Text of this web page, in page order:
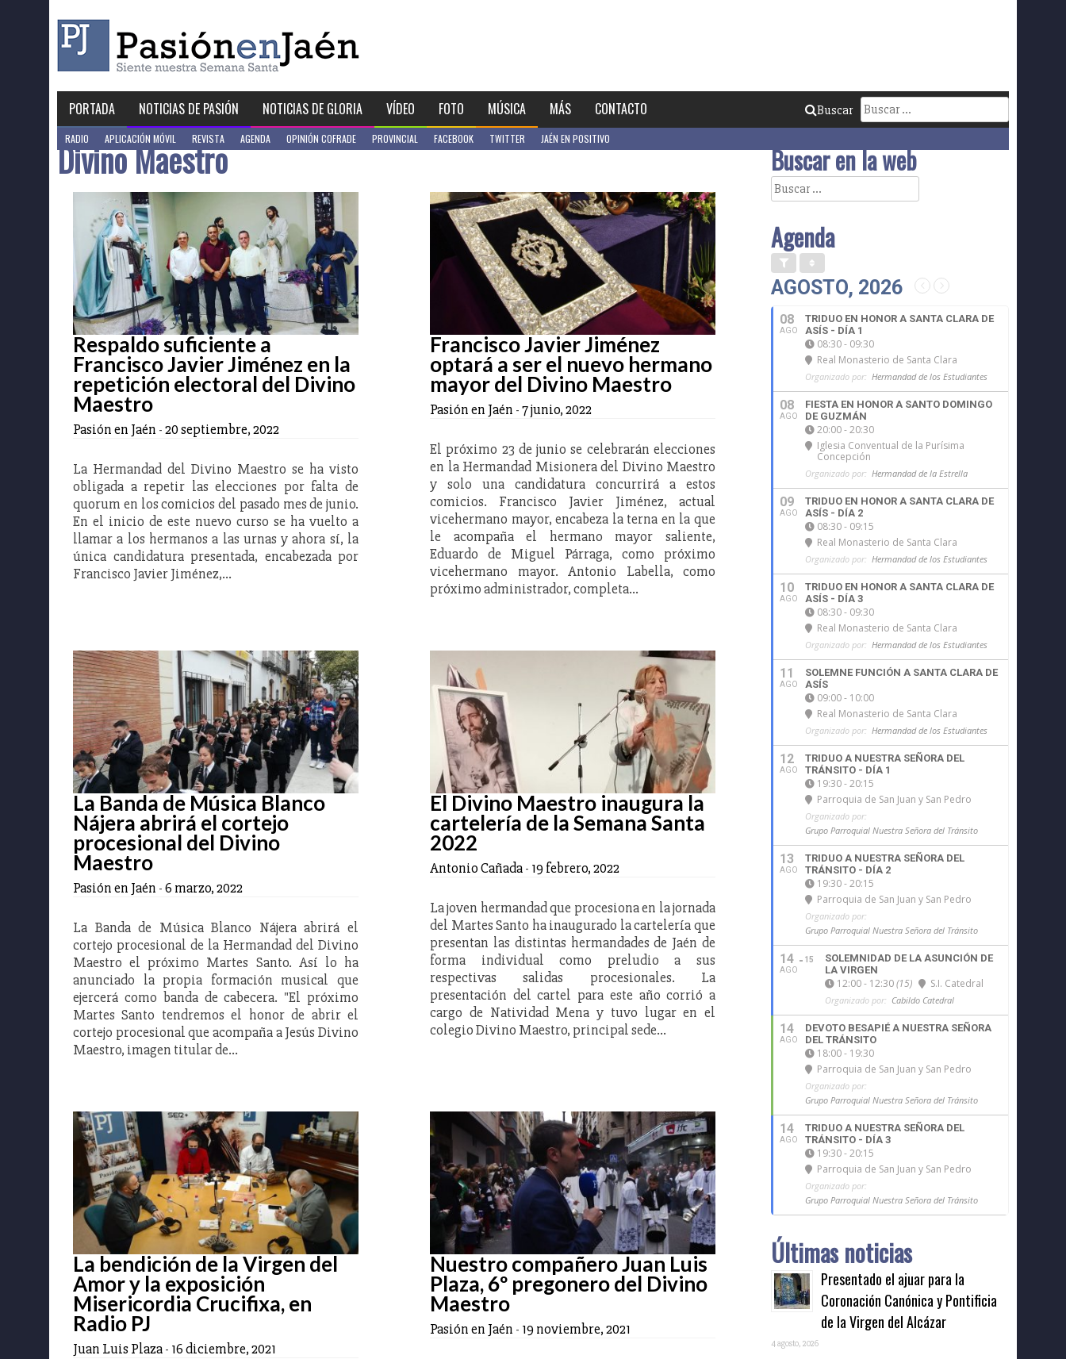
PORTADA NOTICIAS DE PASIÓN NOTICIAS DE GLORIA VÍDEO FOTO MÚSICA MÁS CONTACTO
RADIO APLICACIÓN MÓVIL REVISTA AGENDA OPINIÓN COFRADE PROVINCIAL FACEBOOK TWITTER JAÉN EN POSITIVO
Buscar:
Buscar
Divino Maestro
Respaldo suficiente a
Francisco Javier Jiménez en la
repetición electoral del Divino
Maestro
Pasión en Jaén -20 septiembre, 2022
La Hermandad del Divino Maestro se ha visto
obligada a repetir las elecciones por falta de
quorum en los comicios del pasado mes de junio.
En el inicio de este nuevo curso se ha vuelto a
llamar a los hermanos a las urnas y ahora sí, la
única candidatura presentada, encabezada por
Francisco Javier Jiménez,…
Francisco Javier Jiménez
optará a ser el nuevo hermano
mayor del Divino Maestro
Pasión en Jaén -7 junio, 2022
El próximo 23 de junio se celebrarán elecciones
en la Hermandad Misionera del Divino Maestro
y solo una candidatura concurrirá a estos
comicios. Francisco Javier Jiménez, actual
vicehermano mayor, encabeza la terna en la que
le acompaña el hermano mayor saliente,
Eduardo de Miguel Párraga, como próximo
vicehermano mayor. Antonio Labella, como
próximo administrador, completa…
La Banda de Música Blanco
Nájera abrirá el cortejo
procesional del Divino
Maestro
Pasión en Jaén -6 marzo, 2022
La Banda de Música Blanco Nájera abrirá el
cortejo procesional de la Hermandad del Divino
Maestro el próximo Martes Santo. Así lo ha
anunciado la propia formación musical que
ejercerá como banda de cabecera. "El próximo
Martes Santo tendremos el honor de abrir el
cortejo procesional que acompaña a Jesús Divino
Maestro, imagen titular de…
El Divino Maestro inaugura la
cartelería de la Semana Santa
2022
Antonio Cañada- 19 febrero, 2022
La joven hermandad que procesiona en la jornada
del Martes Santo ha inaugurado la cartelería que
presentan las distintas hermandades de Jaén de
forma individual como preludio a sus
respectivas salidas procesionales. La
presentación del cartel para este año corrió a
cargo de Natividad Mena y tuvo lugar en el
colegio Divino Maestro, principal sede…
La bendición de la Virgen del
Amor y la exposición
Misericordia Crucifixa, en
Radio PJ
Juan Luis Plaza- 16 diciembre, 2021
Nuestro compañero Juan Luis
Plaza, 6º pregonero del Divino
Maestro
Pasión en Jaén - 19 noviembre, 2021
Buscar en la web
Buscar:
Agenda
AGOSTO, 2026
08
AGO
TRIDUO EN HONOR A SANTA CLARA DE
ASÍS - DÍA 1
08:30 - 09:30
Real Monasterio de Santa Clara
Organizado por: Hermandad de los Estudiantes
08
AGO
FIESTA EN HONOR A SANTO DOMINGO
DE GUZMÁN
20:00 - 20:30
Iglesia Conventual de la Purísima
Concepción
Organizado por: Hermandad de la Estrella
09
AGO
TRIDUO EN HONOR A SANTA CLARA DE
ASÍS - DÍA 2
08:30 - 09:15
Real Monasterio de Santa Clara
Organizado por: Hermandad de los Estudiantes
10
AGO
TRIDUO EN HONOR A SANTA CLARA DE
ASÍS - DÍA 3
08:30 - 09:30
Real Monasterio de Santa Clara
Organizado por: Hermandad de los Estudiantes
11
AGO
SOLEMNE FUNCIÓN A SANTA CLARA DE
ASÍS
09:00 - 10:00
Real Monasterio de Santa Clara
Organizado por: Hermandad de los Estudiantes
12
AGO
TRIDUO A NUESTRA SEÑORA DEL
TRÁNSITO - DÍA 1
19:30 - 20:15
Parroquia de San Juan y San Pedro
Organizado por:
Grupo Parroquial Nuestra Señora del Tránsito
13
AGO
TRIDUO A NUESTRA SEÑORA DEL
TRÁNSITO - DÍA 2
19:30 - 20:15
Parroquia de San Juan y San Pedro
Organizado por:
Grupo Parroquial Nuestra Señora del Tránsito
14
AGO
15
SOLEMNIDAD DE LA ASUNCIÓN DE
LA VIRGEN
12:00 - 12:30(15) S.I. Catedral
Organizado por: Cabildo Catedral
14
AGO
DEVOTO BESAPIÉ A NUESTRA SEÑORA
DEL TRÁNSITO
18:00 - 19:30
Parroquia de San Juan y San Pedro
Organizado por:
Grupo Parroquial Nuestra Señora del Tránsito
14
AGO
TRIDUO A NUESTRA SEÑORA DEL
TRÁNSITO - DÍA 3
19:30 - 20:15
Parroquia de San Juan y San Pedro
Organizado por:
Grupo Parroquial Nuestra Señora del Tránsito
Últimas noticias
Presentado el ajuar para la
Coronación Canónica y Pontificia
de la Virgen del Alcázar
4 agosto, 2026